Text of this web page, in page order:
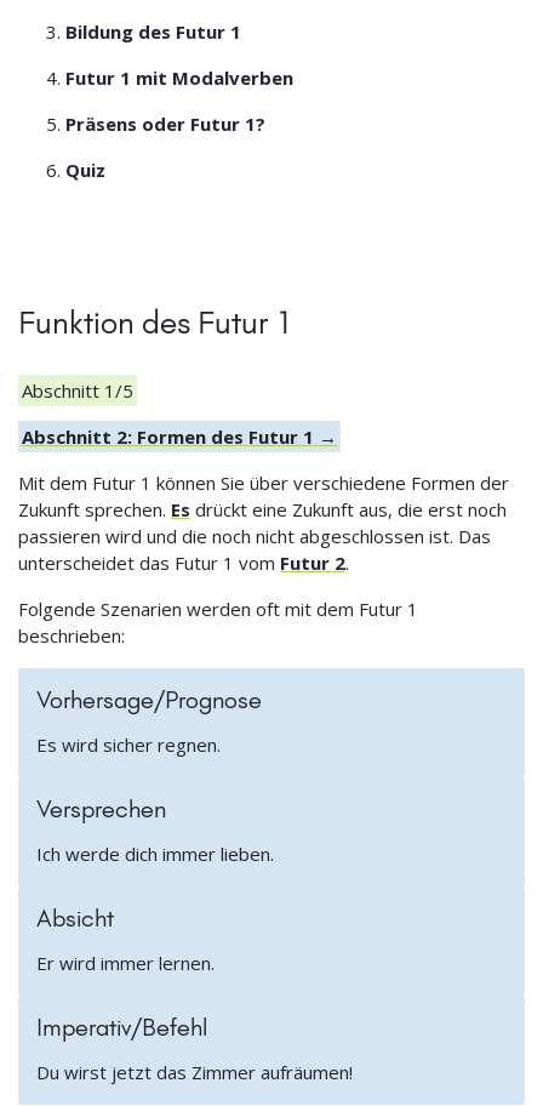
Bildung des Futur 1
Futur 1 mit Modalverben
Präsens oder Futur 1?
Quiz
Funktion des Futur 1
Abschnitt 1/5
Abschnitt 2: Formen des Futur 1 →
Mit dem Futur 1 können Sie über verschiedene Formen der
Zukunft sprechen. Es drückt eine Zukunft aus, die erst noch
passieren wird und die noch nicht abgeschlossen ist. Das
unterscheidet das Futur 1 vom Futur 2.
Folgende Szenarien werden oft mit dem Futur 1
beschrieben:
Vorhersage/Prognose
Es wird sicher regnen.
Versprechen
Ich werde dich immer lieben.
Absicht
Er wird immer lernen.
Imperativ/Befehl
Du wirst jetzt das Zimmer aufräumen!